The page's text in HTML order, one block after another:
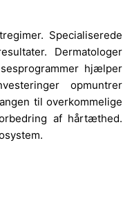
Specialiserede
Dermatologer
hjælper
opmuntrer
til overkommelige
af hårtæthed.